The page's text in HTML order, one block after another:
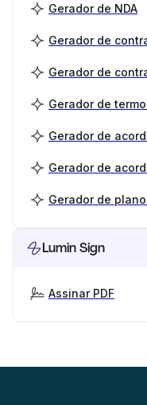
Gerador de NDA
Gerador de
Gerador de
Gerador de
Gerador de
Gerador de
Gerador de
Lumin Sign
Assinar PDF